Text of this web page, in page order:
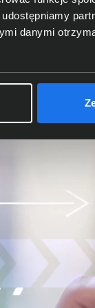
danymi
elementem
o